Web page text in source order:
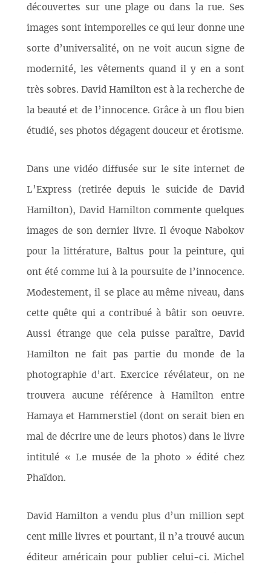
découvertes sur une plage ou dans la rue. Ses
images sont intemporelles ce qui leur donne une
sorte d’universalité, on ne voit aucun signe de
modernité, les vêtements quand il y en a sont
très sobres. David Hamilton est à la recherche de
la beauté et de l’innocence. Grâce à un flou bien
étudié, ses photos dégagent douceur et érotisme.
Dans une vidéo diffusée sur le site internet de
L’Express (retirée depuis le suicide de David
Hamilton), David Hamilton commente quelques
images de son dernier livre. Il évoque Nabokov
pour la littérature, Baltus pour la peinture, qui
ont été comme lui à la poursuite de l’innocence.
Modestement, il se place au même niveau, dans
cette quête qui a contribué à bâtir son oeuvre.
Aussi étrange que cela puisse paraître, David
Hamilton ne fait pas partie du monde de la
photographie d’art. Exercice révélateur, on ne
trouvera aucune référence à Hamilton entre
Hamaya et Hammerstiel (dont on serait bien en
mal de décrire une de leurs photos) dans le livre
intitulé « Le musée de la photo » édité chez
Phaïdon.
David Hamilton a vendu plus d’un million sept
cent mille livres et pourtant, il n’a trouvé aucun
éditeur américain pour publier celui-ci. Michel